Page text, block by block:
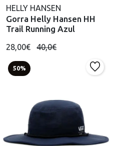
HELLY HANSEN
Gorra Helly Hansen HH
Trail Running Azul
28,00€ 40,0€
50%